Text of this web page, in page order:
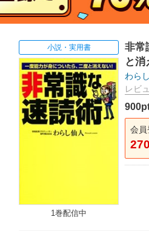
小説・実用書
1巻配信中
非常
と消
わら
レビ
会